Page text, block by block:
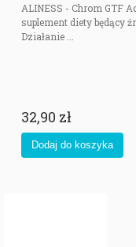
ALINESS - Chrom GTF
suplement diety będący
Działanie ...
32,90 zł